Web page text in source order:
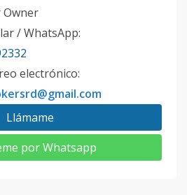
/ WhatsApp:
electrónico:
Llámame
por Whatsapp